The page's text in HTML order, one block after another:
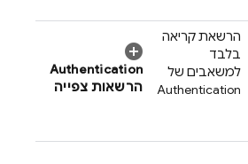
הרשאת קריאה
בלבד
למשאבים של
Authentication
Authentication
הרשאות צפייה